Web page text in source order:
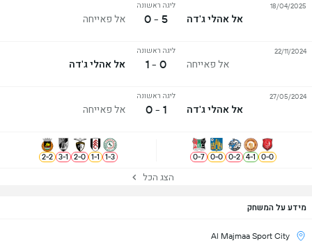
מידע על המשחק
Al Majmaa Sport City
אל אהלי ג'דה
ליגה ראשונה
5 - 0 אל פאייחה
18/04/2025
אל פאייחה
ליגה ראשונה
0 - 1 אל אהלי ג'דה
22/11/2024
אל אהלי ג'דה
ליגה ראשונה
1 - 0 אל פאייחה
27/05/2024
0
-
0
1
-
4
2
-
0
0
-
0
7
-
0
3
-
1
1
-
1
0
-
2
1
-
3
2
-
2
הצג הכל